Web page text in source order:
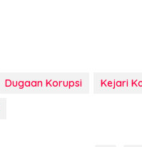
Dugaan Korupsi
Kejari